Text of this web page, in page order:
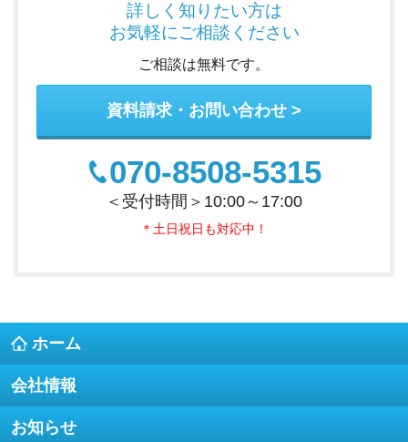
詳しく知りたい方は
お気軽にご相談ください
ご相談は無料です。
資料請求・お問い合わせ
070-8508-5315
＜受付時間＞10:00～17:00
＊土日祝日も対応中！
ホーム
会社情報
お知らせ